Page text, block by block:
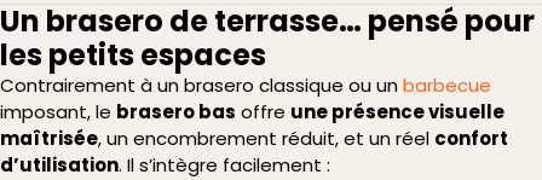
Un brasero de terrasse… pensé pour
les petits espaces
Contrairement à un brasero classique ou unbarbecue
imposant, le brasero bas offre une présence visuelle
maîtrisée, un encombrement réduit, et un réel confort
d’utilisation. Il s’intègre facilement :